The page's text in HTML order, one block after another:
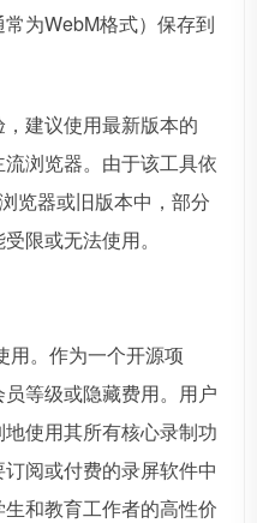
为WebM格式）保存到
，建议使用最新版本的
浏览器。由于该工具依
览器或旧版本中，部分
限或无法使用。
用。作为一个开源项
等级或隐藏费用。用户
使用其所有核心录制功
阅或付费的录屏软件中
和教育工作者的高性价